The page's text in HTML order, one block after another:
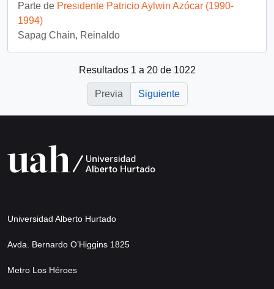
Parte de Presidente Patricio Aylwin Azócar (1990-
1994)
Sapag Chain, Reinaldo
Resultados 1 a 20 de 1022
Previa Siguiente
Universidad Alberto Hurtado
Avda. Bernardo O’Higgins 1825
Metro Los Héroes